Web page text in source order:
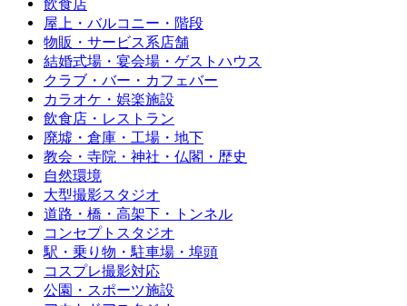
飲食店
屋上・バルコニー・階段
物販・サービス系店舗
結婚式場・宴会場・ゲストハウス
クラブ・バー・カフェバー
カラオケ・娯楽施設
飲食店・レストラン
廃墟・倉庫・工場・地下
教会・寺院・神社・仏閣・歴史
自然環境
大型撮影スタジオ
道路・橋・高架下・トンネル
コンセプトスタジオ
駅・乗り物・駐車場・埠頭
コスプレ撮影対応
公園・スポーツ施設